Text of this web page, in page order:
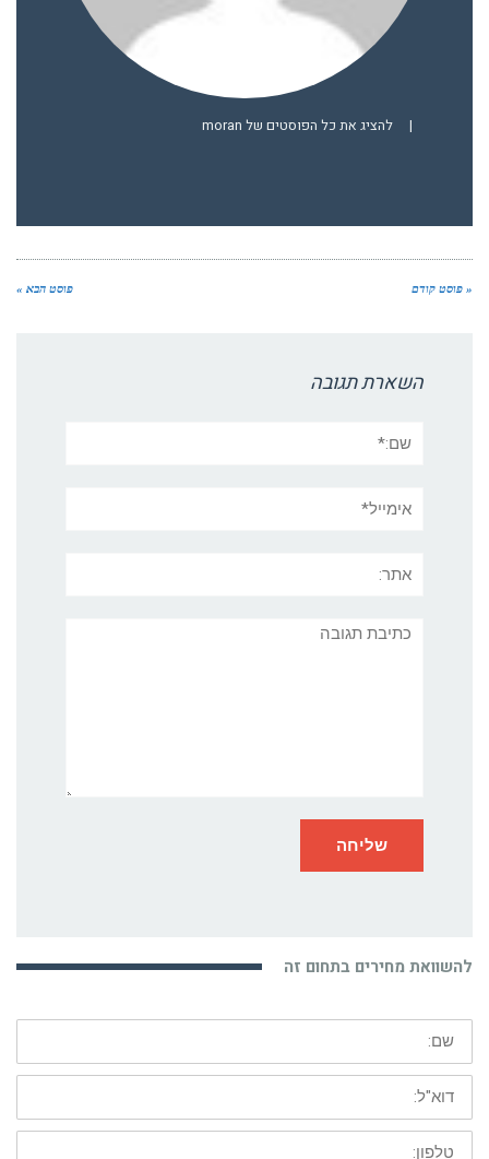
| להציג את כל הפוסטים של moran
« פוסט קודם פוסט הבא »
השארת תגובה
להשוואת מחירים בתחום זה
שם:
דוא"ל:
טלפון: